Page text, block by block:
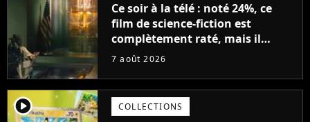
Ce soir à la télé : noté 24%, ce
film de science-fiction est
complètement raté, mais il
aurait pu être encore pire à
7 août 2026
player2 COLLECTIONS